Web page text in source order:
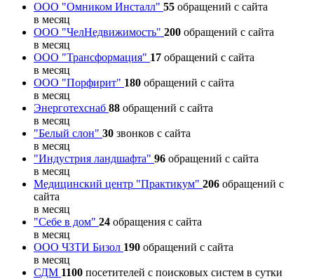
ООО "Омником Инсталл" 55 обращений с сайта
в месяц
ООО "ЧелНедвижимость" 200 обращений с сайта
в месяц
ООО "Трансформация" 17 обращений с сайта
в месяц
ООО "Порфирит" 180 обращений с сайта
в месяц
Энерготехснаб 88 обращений с сайта
в месяц
"Белый слон" 30 звонков с сайта
в месяц
"Индустрия ландшафта" 96 обращений с сайта
в месяц
Медицинский центр "Практикум" 206 обращений с
сайта
в месяц
"Себе в дом" 24 обращения с сайта
в месяц
ООО ЧЗТИ Бизол 190 обращений с сайта
в месяц
СДМ 1100 посетителей с поисковых систем в сутки